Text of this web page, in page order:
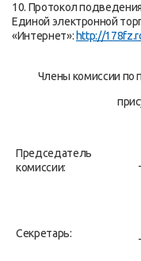
10. Протокол
Единой электронной
«Интернет»: http://
Члены комиссии по
Председатель
комиссии:
Секретарь: